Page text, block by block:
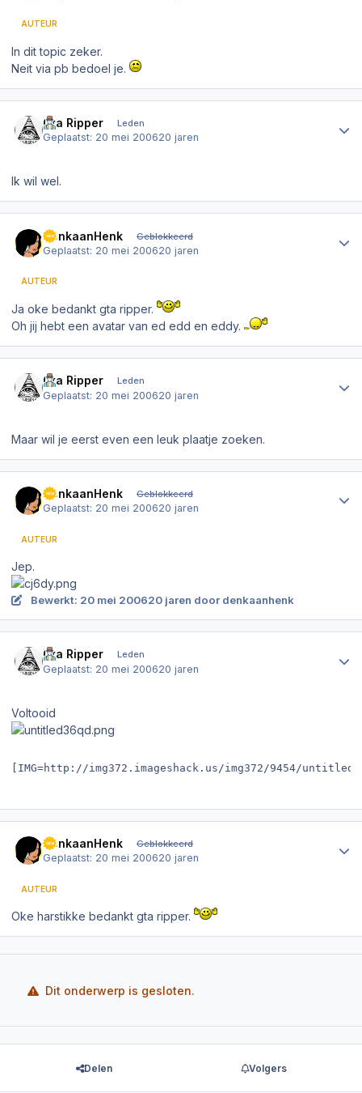
AUTEUR
In dit topic zeker.
Neit via pb bedoel je.
Gta Ripper Leden
Geplaatst: 20 mei 200620 jaren
Ik wil wel.
DenkaanHenk Geblokkeerd
Geplaatst: 20 mei 200620 jaren
AUTEUR
Ja oke bedankt gta ripper.
Oh jij hebt een avatar van ed edd en eddy.
Gta Ripper Leden
Geplaatst: 20 mei 200620 jaren
Maar wil je eerst even een leuk plaatje zoeken.
DenkaanHenk Geblokkeerd
Geplaatst: 20 mei 200620 jaren
AUTEUR
Jep.
Bewerkt: 20 mei 200620 jaren door denkaanhenk
Gta Ripper Leden
Geplaatst: 20 mei 200620 jaren
Voltooid
[IMG=http://img372.imageshack.us/img372/9454/
DenkaanHenk Geblokkeerd
Geplaatst: 20 mei 200620 jaren
AUTEUR
Oke harstikke bedankt gta ripper.
Dit onderwerp is gesloten.
Delen Volgers